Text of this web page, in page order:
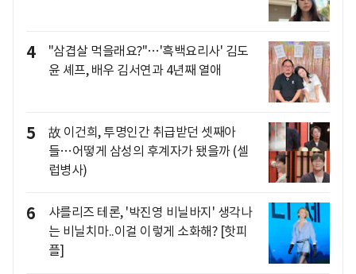
4
"삼겹살 먹을래요?"…'흑백요리사' 김도
윤 셰프, 배우 김서연과 4년째 열애
5
故 이건희, 투명인간 취급받던 셋째아
들…어떻게 삼성의 후계자가 됐을까 (셀
럽병사)
6
샤를리즈 테론, '박진영 비닐바지' 생각나
는 비닐치마..이걸 이렇게 소화해? [핫피
플]